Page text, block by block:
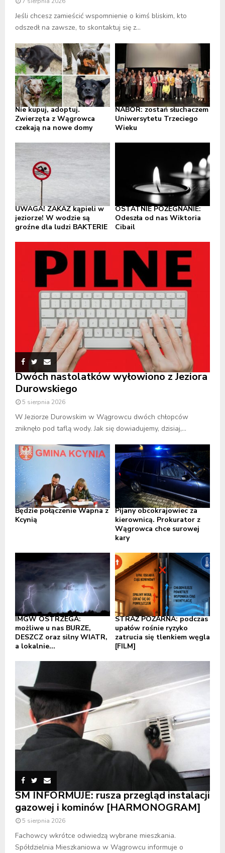
Jeśli chcesz zamieścić wspomnienie o kimś bliskim, kto
odszedł na zawsze, to skontaktuj się z...
Nie kupuj, adoptuj.
Zwierzęta z Wągrowca
czekają na nowe domy
NABÓR: zostań słuchaczem
Uniwersytetu Trzeciego
Wieku
UWAGA! ZAKAZ kąpieli w
jeziorze! W wodzie są
groźne dla ludzi BAKTERIE
OSTATNIE POŻEGNANIE:
Odeszła od nas Wiktoria
Cibail
Dwóch nastolatków wyłowiono z Jeziora
Durowskiego
5 sierpnia 2026
W Jeziorze Durowskim w Wągrowcu dwóch chłopców
zniknęło pod taflą wody. Jak się dowiadujemy, dzisiaj,...
Będzie połączenie Wapna z
Kcynią
Pijany obcokrajowiec za
kierownicą. Prokurator z
Wągrowca chce surowej
kary
IMGW OSTRZEGA:
możliwe u nas BURZE,
DESZCZ oraz silny WIATR,
a lokalnie...
STRAŻ POŻARNA: podczas
upałów rośnie ryzyko
zatrucia się tlenkiem węgla
[FILM]
SM INFORMUJE: rusza przegląd instalacji
gazowej i kominów [HARMONOGRAM]
5 sierpnia 2026
Fachowcy wkrótce odwiedzą wybrane mieszkania.
Spółdzielnia Mieszkaniowa w Wągrowcu informuje o